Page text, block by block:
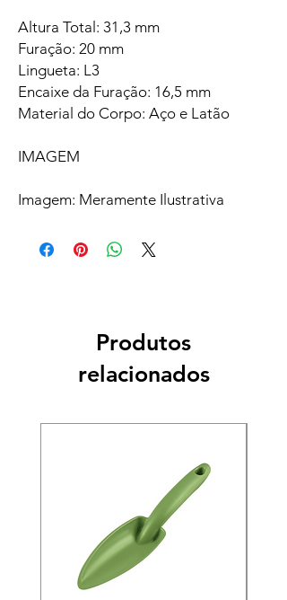
Altura Total: 31,3 mm
Furação: 20 mm
Lingueta: L3
Encaixe da Furação: 16,5 mm
Material do Corpo: Aço e Latão
IMAGEM
Imagem: Meramente Ilustrativa
Produtos
relacionados